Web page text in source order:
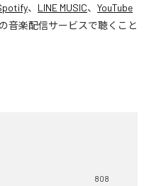
、 LINE MUSIC、 YouTube
音楽配信サービスで聴くこと
808